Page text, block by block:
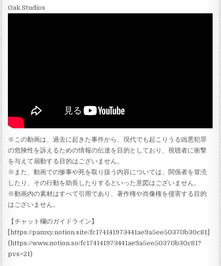
Oak Studios
※この動画は、過去に起きた事件から、現代でも起こりうる凶悪犯罪
の危険性を訴えるための情報の伝達を目的としており、視聴者に衝撃
を与えて扇動する目的はございません。
※また、動画での惨事や死を取り扱う内容については、関係者を冒涜
したり、その行動を助長したりするといった意図はございません。
※動画内の素材はすべて引用であり、著作権や肖像権を侵害する目的
はございません。
【チャット欄のガイドライン】
[https://pamxy.notion.site/fc174141973441ae9a5ee50370b30c81]
(https://www.notion.so/fc174141973441ae9a5ee50370b30c81?
pvs=21)